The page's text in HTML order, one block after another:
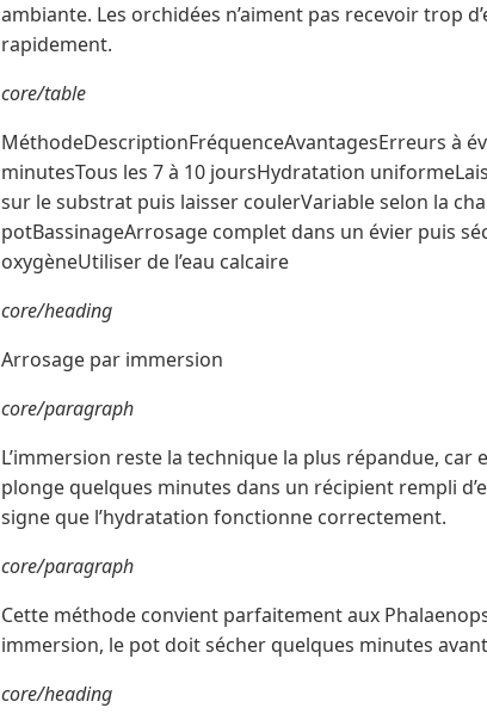
ambiante. Les orchidées n’aiment pas recevoir trop
rapidement.
core/table
MéthodeDescriptionFréquenceAvantagesErreurs à
minutesTous les 7 à 10 joursHydratation
sur le substrat puis laisser coulerVariable selon la
potBassinageArrosage complet dans un évier puis
oxygèneUtiliser de l’eau calcaire
core/heading
Arrosage par immersion
core/paragraph
L’immersion reste la technique la plus répandue,
plonge quelques minutes dans un récipient rempli
signe que l’hydratation fonctionne correctement.
core/paragraph
Cette méthode convient parfaitement aux
immersion, le pot doit sécher quelques minutes
core/heading